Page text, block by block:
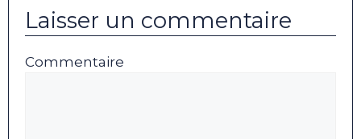
Laisser un commentaire
Commentaire